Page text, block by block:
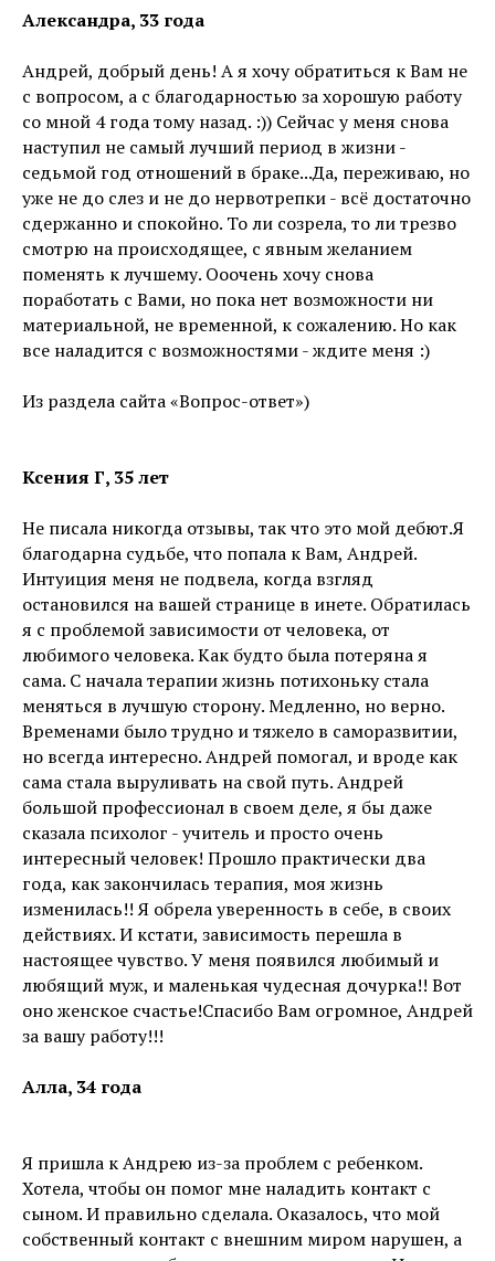
Александра, 33 года
Андрей, добрый день! А я хочу обратиться к Вам не
с вопросом, а с благодарностью за хорошую работу
со мной 4 года тому назад. :)) Сейчас у меня снова
наступил не самый лучший период в жизни -
седьмой год отношений в браке...Да, переживаю, но
уже не до слез и не до нервотрепки - всё достаточно
сдержанно и спокойно. То ли созрела, то ли трезво
смотрю на происходящее, с явным желанием
поменять к лучшему. Ооочень хочу снова
поработать с Вами, но пока нет возможности ни
материальной, не временной, к сожалению. Но как
все наладится с возможностями - ждите меня :)
Из раздела сайта «Вопрос-ответ»)
Ксения Г, 35 лет
Не писала никогда отзывы, так что это мой дебют.Я
благодарна судьбе, что попала к Вам, Андрей.
Интуиция меня не подвела, когда взгляд
остановился на вашей странице в инете. Обратилась
я с проблемой зависимости от человека, от
любимого человека. Как будто была потеряна я
сама. С начала терапии жизнь потихоньку стала
меняться в лучшую сторону. Медленно, но верно.
Временами было трудно и тяжело в саморазвитии,
но всегда интересно. Андрей помогал, и вроде как
сама стала выруливать на свой путь. Андрей
большой профессионал в своем деле, я бы даже
сказала психолог - учитель и просто очень
интересный человек! Прошло практически два
года, как закончилась терапия, моя жизнь
изменилась!! Я обрела уверенность в себе, в своих
действиях. И кстати, зависимость перешла в
настоящее чувство. У меня появился любимый и
любящий муж, и маленькая чудесная дочурка!! Вот
оно женское счастье!Спасибо Вам огромное, Андрей
за вашу работу!!!
Алла, 34 года
Я пришла к Андрею из-за проблем с ребенком.
Хотела, чтобы он помог мне наладить контакт с
сыном. И правильно сделала. Оказалось, что мой
собственный контакт с внешним миром нарушен, а